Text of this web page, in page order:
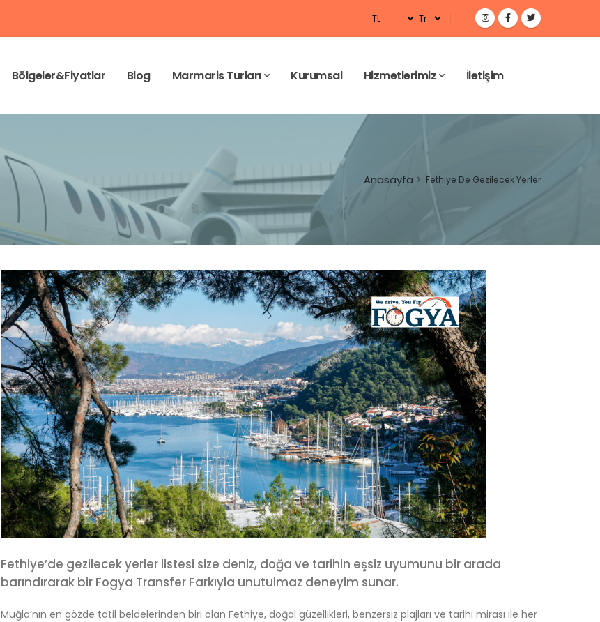
Bölgeler&Fiyatlar Blog Marmaris Turları Kurumsal Hizmetlerimiz İletişim
Anasayfa Fethiye De Gezilecek Yerler
Fethiye’de gezilecek yerler listesi size deniz, doğa ve tarihin eşsiz uyumunu bir arada
barındırarak bir Fogya Transfer Farkıyla unutulmaz deneyim sunar.
Muğla’nın en gözde tatil beldelerinden biri olan Fethiye, doğal güzellikleri, benzersiz plajları ve tarihi mirası ile her